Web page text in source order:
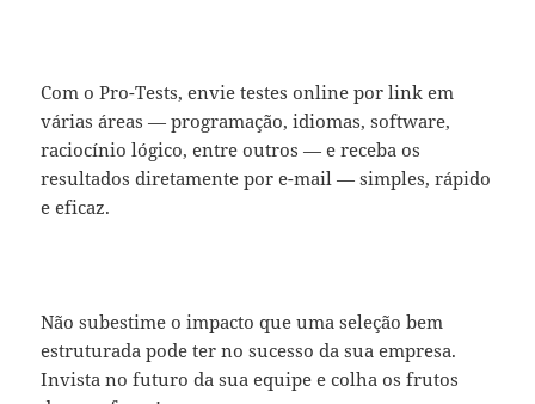
Com o Pro-Tests, envie testes online por link em
várias áreas — programação, idiomas, software,
raciocínio lógico, entre outros — e receba os
resultados diretamente por e-mail — simples, rápido
e eficaz.
Não subestime o impacto que uma seleção bem
estruturada pode ter no sucesso da sua empresa.
Invista no futuro da sua equipe e colha os frutos